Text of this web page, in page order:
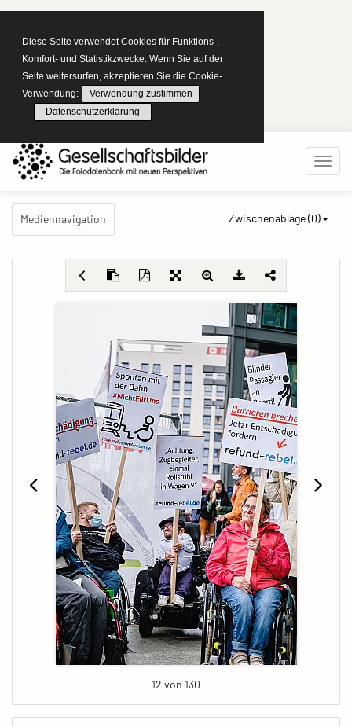
Diese Seite verwendet Cookies für Funktions-,
Komfort- und Statistikzwecke. Wenn Sie auf der
Seite weitersurfen, akzeptieren Sie die Cookie-
Verwendung:
Verwendung zustimmen
Datenschutzerklärung
Mediennavigation Zwischenablage (0)
12 von 130